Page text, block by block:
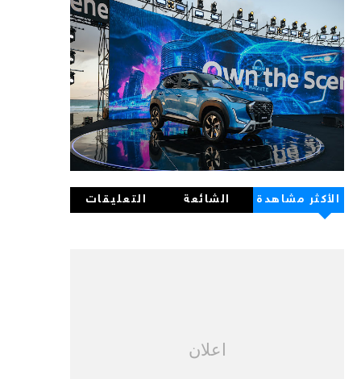
الأكثر مشاهدة الشائعة التعليقات
اعلان